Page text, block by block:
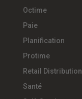
Octime
Paie
Planification
Protime
Retail Distribution
Santé